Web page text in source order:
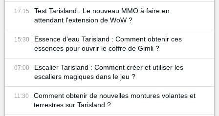
17:15
Test Tarisland : Le nouveau MMO à faire en
attendant l'extension de WoW ?
15:30
Essence d'eau Tarisland : Comment obtenir ces
essences pour ouvrir le coffre de Gimli ?
07:00
Escalier Tarisland : Comment créer et utiliser les
escaliers magiques dans le jeu ?
11:30
Comment obtenir de nouvelles montures volantes et
terrestres sur Tarisland ?